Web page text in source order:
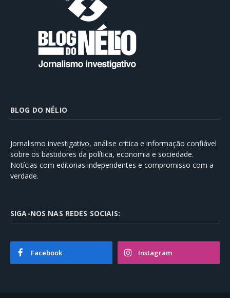
BLOG DO NÉLIO
Jornalismo investigativo, análise crítica e informação confiável
sobre os bastidores da política, economia e sociedade.
Notícias com editorias independentes e compromisso com a
verdade.
SIGA-NOS NAS REDES SOCIAIS:
Facebook Instagram